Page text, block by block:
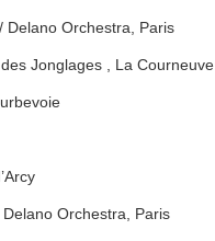
Orchestra, Paris
Jonglages , La Courneuve
Orchestra, Paris